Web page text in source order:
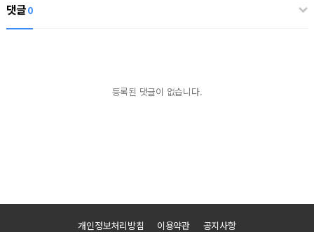
댓글0
등록된 댓글이 없습니다.
개인정보처리방침 이용약관 공지사항